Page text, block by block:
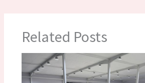
Related Posts